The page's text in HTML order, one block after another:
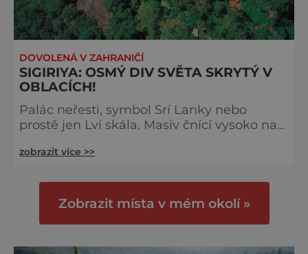
DOVOLENÁ V ZAHRANIČÍ
SIGIRIYA: OSMÝ DIV SVĚTA SKRYTÝ V
OBLACÍCH!
Palác neřesti, symbol Srí Lanky nebo
prostě jen Lví skála. Masiv čnící vysoko nad
sopky, svou pompézností ohromuje
k nejvyhledávanějším místům celého
kontinentu. Možná i celé Asie… Nezáleží na
skály uchvátí každého. Leží v bohem
zobrazit více >>
Zobrazit místa v mém okolí »